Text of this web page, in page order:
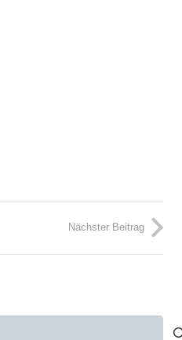
Nächster Beitrag